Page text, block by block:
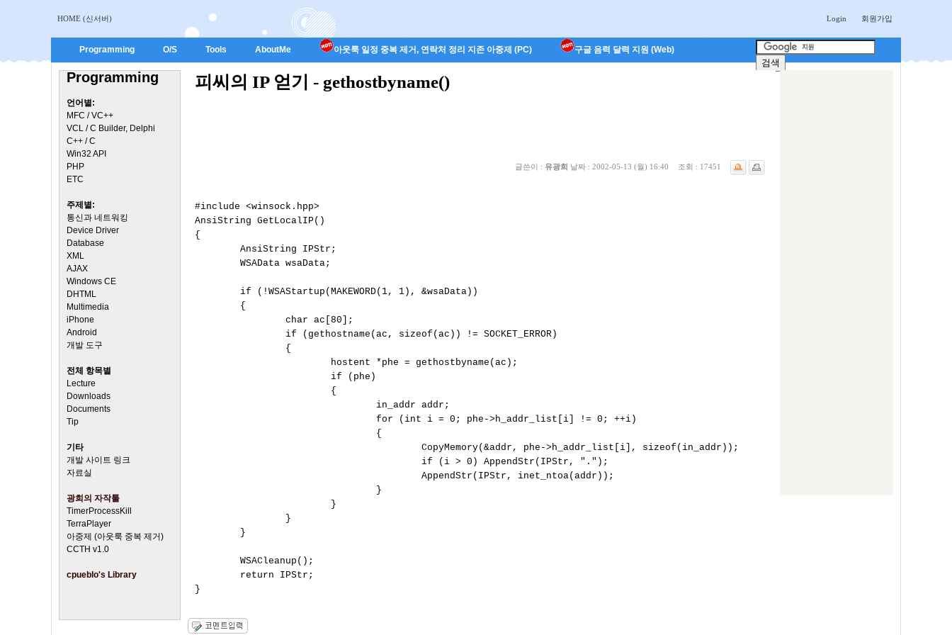
HOME (신서버) Login 회원가입
Programming O/S Tools AboutMe 아웃룩 일정 중복 제거, 연락처 정리 지존 아중제 (PC) 구글 음력 달력 지원 (Web)
Programming
언어별:
MFC / VC++
VCL / C Builder, Delphi
C++ / C
Win32 API
PHP
ETC
주제별:
통신과 네트워킹
Device Driver
Database
XML
AJAX
Windows CE
DHTML
Multimedia
iPhone
Android
개발 도구
전체 항목별
Lecture
Downloads
Documents
Tip
기타
개발 사이트 링크
자료실
광희의 자작툴
TimerProcessKill
TerraPlayer
아중제 (아웃룩 중복 제거)
CCTH v1.0
cpueblo's Library
피씨의 IP 얻기 - gethostbyname()
글쓴이 : 유광희 날짜 : 2002-05-13 (월) 16:40 조회 : 17451
#include <winsock.hpp>
AnsiString GetLocalIP()
{
        AnsiString IPStr;
        WSAData wsaData;
        if (!WSAStartup(MAKEWORD(1, 1), &wsaData))
        {
                char ac[80];
                if (gethostname(ac, sizeof(ac)) != SOCKET_ERROR)
                {
                        hostent *phe = gethostbyname(ac);
                        if (phe)
                        {
                                in_addr addr;
                                for (int i = 0; phe->h_addr_list[i] != 0; ++i)
                                {
                                        CopyMemory(&addr, phe->h_addr_list[i], sizeof(in_addr));
                                        if (i > 0) AppendStr(IPStr, ".");
                                        AppendStr(IPStr, inet_ntoa(addr));
                                }
                        }
                }
        }
        WSACleanup();
        return IPStr;